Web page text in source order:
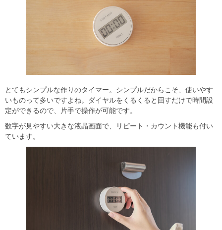
とてもシンプルな作りのタイマー。シンプルだからこそ、使いやす
いものって多いですよね。ダイヤルをくるくると回すだけで時間設
定ができるので、片手で操作が可能です。
数字が見やすい大きな液晶画面で、リピート・カウント機能も付い
ています。